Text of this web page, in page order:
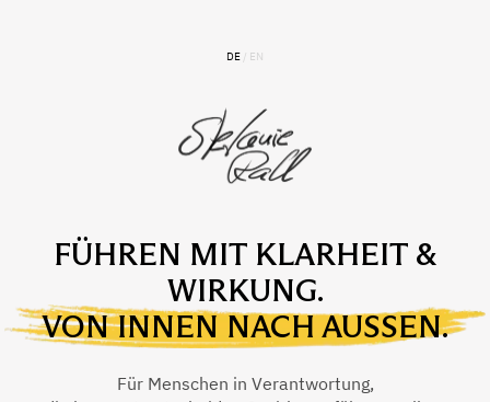
DE / EN
FÜHREN MIT KLARHEIT &
WIRKUNG.
VON INNEN NACH AUSSEN.
Für Menschen in Verantwortung,